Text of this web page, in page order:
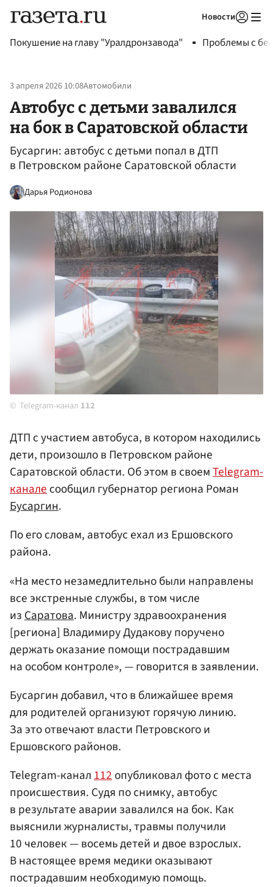
Новости
Покушение на главу "Уралдронзавода" Проблемы с
3 апреля 2026 10:08Автомобили
Автобус с детьми завалился
на бок в Саратовской области
Бусаргин: автобус с детьми попал в ДТП
в Петровском районе Саратовской области
Дарья Родионова
Telegram-канал 112
ДТП с участием автобуса, в котором находились
дети, произошло в Петровском районе
Саратовской области. Об этом в своемTelegram-
каналесообщил губернатор региона Роман
Бусаргин.
По его словам, автобус ехал из Ершовского
района.
«На место незамедлительно были направлены
все экстренные службы, в том числе
из Саратова. Министру здравоохранения
[региона] Владимиру Дудакову поручено
держать оказание помощи пострадавшим
на особом контроле», — говорится в заявлении.
Бусаргин добавил, что в ближайшее время
для родителей организуют горячую линию.
За это отвечают власти Петровского и
Ершовского районов.
Telegram-канал112опубликовал фото с места
происшествия. Судя по снимку, автобус
в результате аварии завалился на бок. Как
выяснили журналисты, травмы получили
10 человек — восемь детей и двое взрослых.
В настоящее время медики оказывают
пострадавшим необходимую помощь.